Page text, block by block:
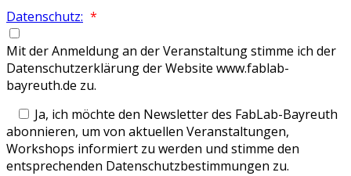
Datenschutz: *
Mit der Anmeldung an der Veranstaltung stimme ich der
Datenschutzerklärung der Website www.fablab-
bayreuth.de zu.
Ja, ich möchte den Newsletter des FabLab-Bayreuth
abonnieren, um von aktuellen Veranstaltungen,
Workshops informiert zu werden und stimme den
entsprechenden Datenschutzbestimmungen zu.